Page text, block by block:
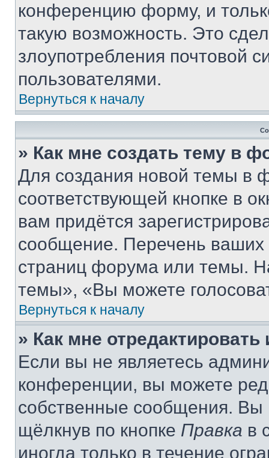
конференцию форму, и
такую возможность. Это
злоупотребления почтовой
пользователями.
Вернуться к началу
» Как мне создать тему в
Для создания новой темы в
соответствующей кнопке в
вам придётся
сообщение. Перечень ваших
страниц форума или темы.
темы», «Вы можете
Вернуться к началу
» Как мне
Если вы не являетесь
конференции, вы можете
собственные сообщения. Вы
щёлкнув по кнопке Правка в
иногда только в течение